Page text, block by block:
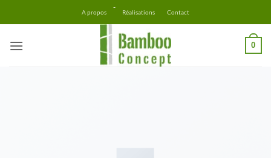
au
A propos
-
Réalisations Contact
0